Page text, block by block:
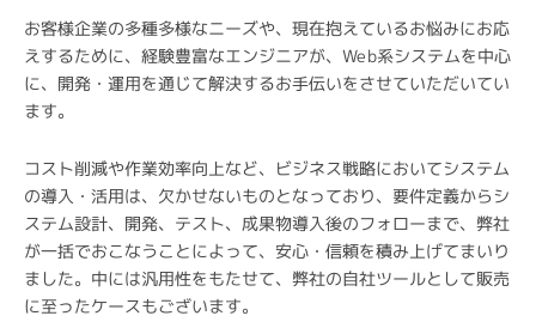
お客様企業の多種多様なニーズや、現在抱えているお悩みにお応
えするために、経験豊富なエンジニアが、Web系システムを中心
に、開発・運用を通じて解決するお手伝いをさせていただいてい
ます。
コスト削減や作業効率向上など、ビジネス戦略においてシステム
の導入・活用は、欠かせないものとなっており、要件定義からシ
ステム設計、開発、テスト、成果物導入後のフォローまで、弊社
が一括でおこなうことによって、安心・信頼を積み上げてまいり
ました。中には汎用性をもたせて、弊社の自社ツールとして販売
に至ったケースもございます。